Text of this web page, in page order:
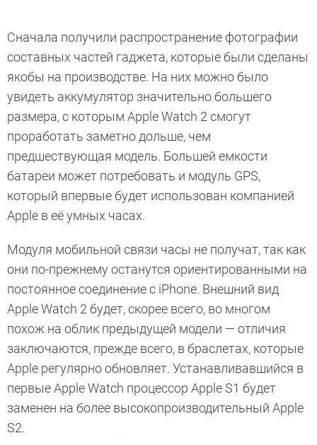
Сначала получили распространение фотографии
составных частей гаджета, которые были сделаны
якобы на производстве. На них можно было
увидеть аккумулятор значительно большего
размера, с которым Apple Watch 2 смогут
проработать заметно дольше, чем
предшествующая модель. Большей емкости
батареи может потребовать и модуль GPS,
который впервые будет использован компанией
Apple в её умных часах.
Модуля мобильной связи часы не получат, так как
они по-прежнему останутся ориентированными на
постоянное соединение с iPhone. Внешний вид
Apple Watch 2 будет, скорее всего, во многом
похож на облик предыдущей модели — отличия
заключаются, прежде всего, в браслетах, которые
Apple регулярно обновляет. Устанавливавшийся в
первые Apple Watch процессор Apple S1 будет
заменен на более высокопроизводительный Apple
S2.